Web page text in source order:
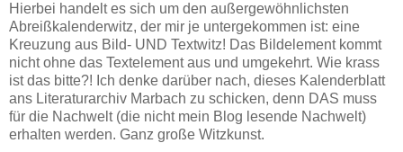
Hierbei handelt es sich um den außergewöhnlichsten
Abreißkalenderwitz, der mir je untergekommen ist: eine
Kreuzung aus Bild- UND Textwitz! Das Bildelement kommt
nicht ohne das Textelement aus und umgekehrt. Wie krass
ist das bitte?! Ich denke darüber nach, dieses Kalenderblatt
ans Literaturarchiv Marbach zu schicken, denn DAS muss
für die Nachwelt (die nicht mein Blog lesende Nachwelt)
erhalten werden. Ganz große Witzkunst.